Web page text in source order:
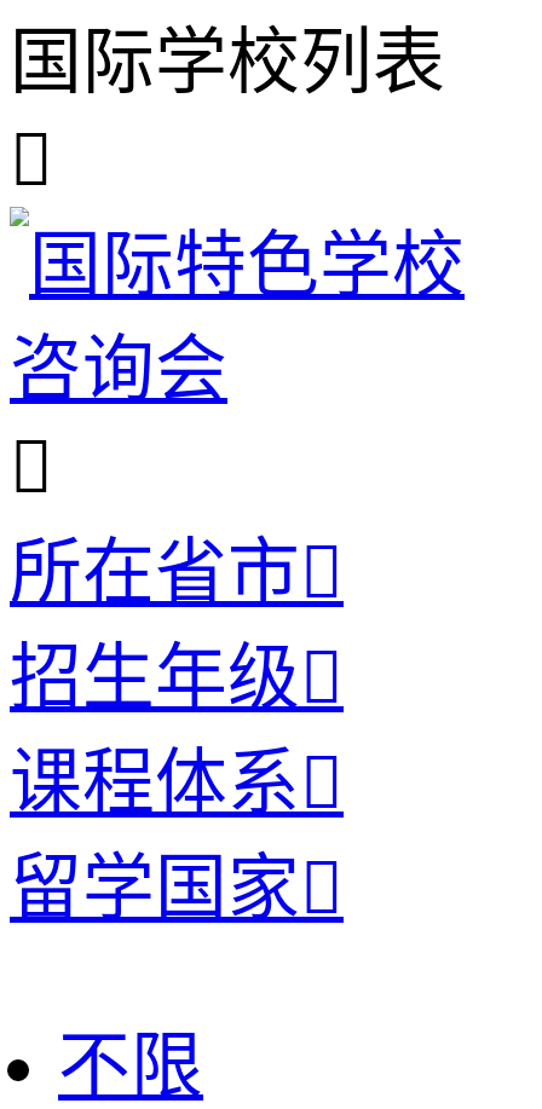
国际学校列表


所在省市
招生年级
课程体系
留学国家
不限